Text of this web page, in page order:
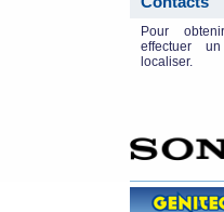
Pour
effectuer
localiser.